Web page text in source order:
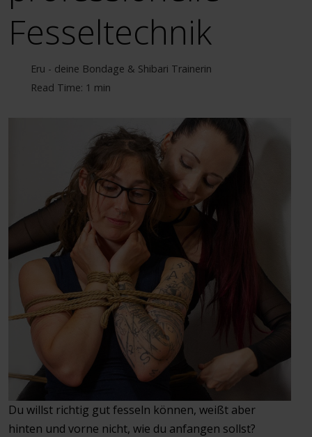
Fesseltechnik
Eru - deine Bondage & Shibari Trainerin
Read Time: 1 min
Du willst richtig gut fesseln können, weißt aber
hinten und vorne nicht, wie du anfangen sollst?